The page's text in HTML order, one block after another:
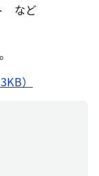
など
）